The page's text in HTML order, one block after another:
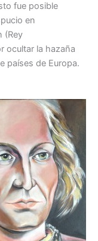
fue posible
en
(Rey
ocultar la hazaña
países de Europa.